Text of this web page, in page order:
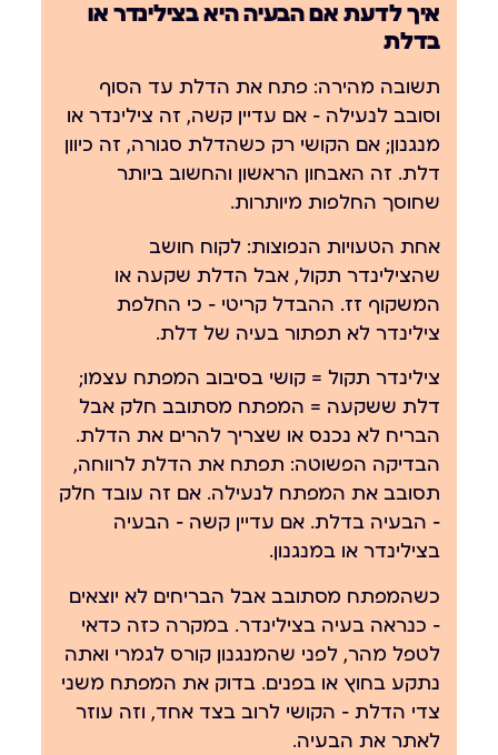
איך לדעת אם הבעיה היא בצילינדר או
בדלת
תשובה מהירה: פתח את הדלת עד הסוף
וסובב לנעילה — אם עדיין קשה, זה צילינדר או
מנגנון; אם הקושי רק כשהדלת סגורה, זה כיוון
דלת. זה האבחון הראשון והחשוב ביותר
שחוסך החלפות מיותרות.
אחת הטעויות הנפוצות: לקוח חושב
שהצילינדר תקול, אבל הדלת שקעה או
המשקוף זז. ההבדל קריטי — כי החלפת
צילינדר לא תפתור בעיה של דלת.
צילינדר תקול = קושי בסיבוב המפתח עצמו;
דלת ששקעה = המפתח מסתובב חלק אבל
הבריח לא נכנס או שצריך להרים את הדלת.
הבדיקה הפשוטה: תפתח את הדלת לרווחה,
תסובב את המפתח לנעילה. אם זה עובד חלק
— הבעיה בדלת. אם עדיין קשה — הבעיה
בצילינדר או במנגנון.
כשהמפתח מסתובב אבל הבריחים לא יוצאים
— כנראה בעיה בצילינדר. במקרה כזה כדאי
לטפל מהר, לפני שהמנגנון קורס לגמרי ואתה
נתקע בחוץ או בפנים. בדוק את המפתח משני
צדי הדלת — הקושי לרוב בצד אחד, וזה עוזר
לאתר את הבעיה.